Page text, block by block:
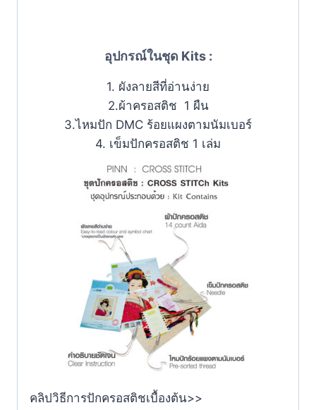
อุปกรณ์ในชุด Kits :
1. ผังลายสีที่อ่านง่าย
2.ผ้าครอสติช 1 ผืน
3.ไหมปัก DMC ร้อยแผงตามนัมเบอร์
4. เข็มปักครอสติช 1 เล่ม
คลิปวิธีการปักครอสติชเบื้องต้น>>